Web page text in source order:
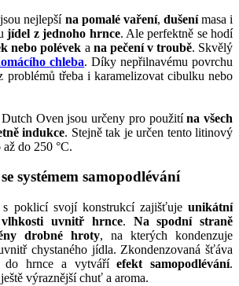
nejlepší na pomalé vaření, dušenímasa i
jídel z jednoho hrnce. Ale perfektně se hodí
nebo polévek a na pečení v troubě. Skvělý
chleba. Díky nepřilnavému povrchu
problémů třeba i karamelizovat cibulku nebo
Oven jsou určeny pro použitína všech
indukce. Stejně tak je určen tento litinový
až do 250 °C.
systémem samopodlévání
poklicí svojí konstrukcí zajišťuje unikátní
uvnitř hrnce. Na spodní straně
drobné hroty, na kterých kondenzuje
chystaného jídla. Zkondenzovaná šťáva
do hrnce a vytváříefekt samopodlévání.
výraznější chuť a aroma.